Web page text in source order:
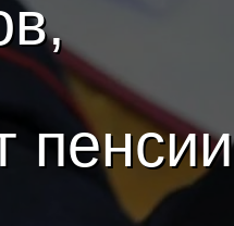
пенсии